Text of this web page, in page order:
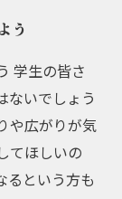
う
学生の皆さ
ないでしょう
や広がりが気
てほしいの
るという方も